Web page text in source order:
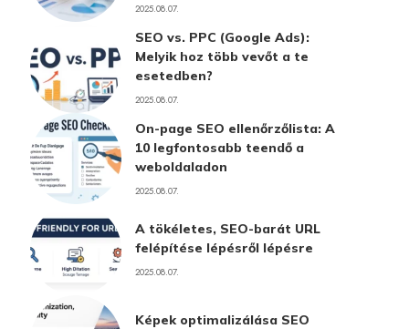
2025.08.07.
SEO vs. PPC (Google Ads):
Melyik hoz több vevőt a te
esetedben?
2025.08.07.
On-page SEO ellenőrzőlista: A
10 legfontosabb teendő a
weboldaladon
2025.08.07.
A tökéletes, SEO-barát URL
felépítése lépésről lépésre
2025.08.07.
Képek optimalizálása SEO